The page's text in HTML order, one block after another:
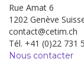
Rue Amat 6
1202 Genève
contact@cetim.ch
Tél. +41 (0)22 731
Nous contacter